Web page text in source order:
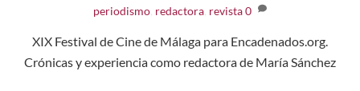
periodismo, redactora, revista0
XIX Festival de Cine de Málaga para Encadenados.org.
Crónicas y experiencia como redactora de María Sánchez